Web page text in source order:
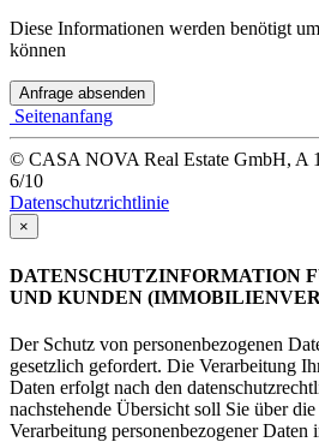
Diese Informationen werden benötigt
können
Anfrage absenden
Seitenanfang
© CASA NOVA Real Estate GmbH, A
6/10
Datenschutzrichtlinie
×
DATENSCHUTZINFORMATION
UND KUNDEN
Der Schutz von personenbezogenen
gesetzlich gefordert. Die Verarbeitung
Daten erfolgt nach den
nachstehende Übersicht soll Sie über
Verarbeitung personenbezogener Daten